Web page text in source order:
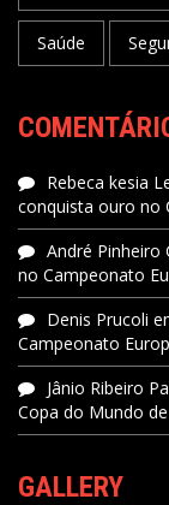
Saúde
Rebeca kesia
conquista ouro no
André Pinheiro
no Campeonato
Denis Prucoli
Campeonato
Jânio Ribeiro
Copa do Mundo
GALLERY